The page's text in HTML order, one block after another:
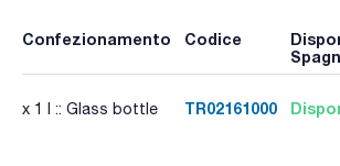
Confezionamento Codice
x 1 l :: Glass bottle TR02161000